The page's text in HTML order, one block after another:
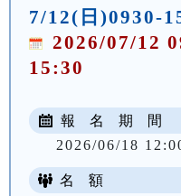
7/12(日)0930-
2026/07/12
15:30
報 名 期 間
2026/06/18
名 額